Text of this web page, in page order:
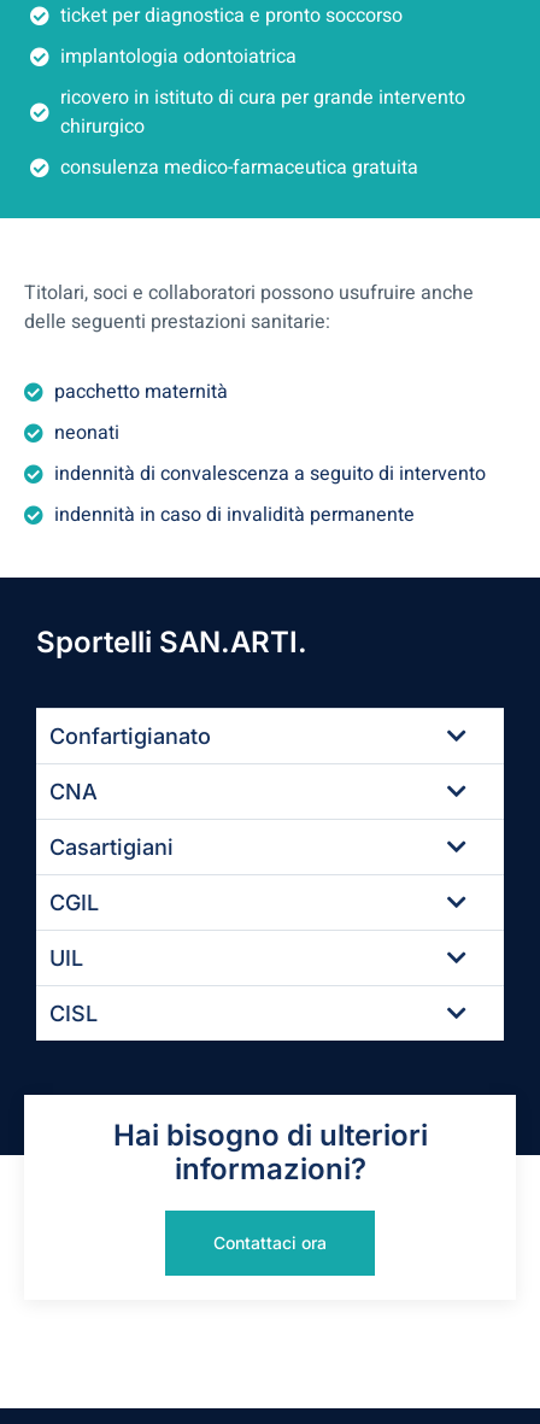
ticket per diagnostica e pronto soccorso
implantologia odontoiatrica
ricovero in istituto di cura per grande intervento
chirurgico
consulenza medico-farmaceutica gratuita
Titolari, soci e collaboratori possono usufruire anche
delle seguenti prestazioni sanitarie:
pacchetto maternità
neonati
indennità di convalescenza a seguito di intervento
indennità in caso di invalidità permanente
Sportelli SAN.ARTI.
Confartigianato
CNA
Casartigiani
CGIL
UIL
CISL
Hai bisogno di ulteriori
informazioni?
Contattaci ora